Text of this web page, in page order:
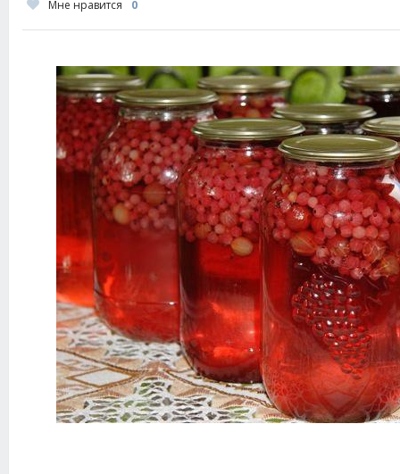
Мне нравится 0